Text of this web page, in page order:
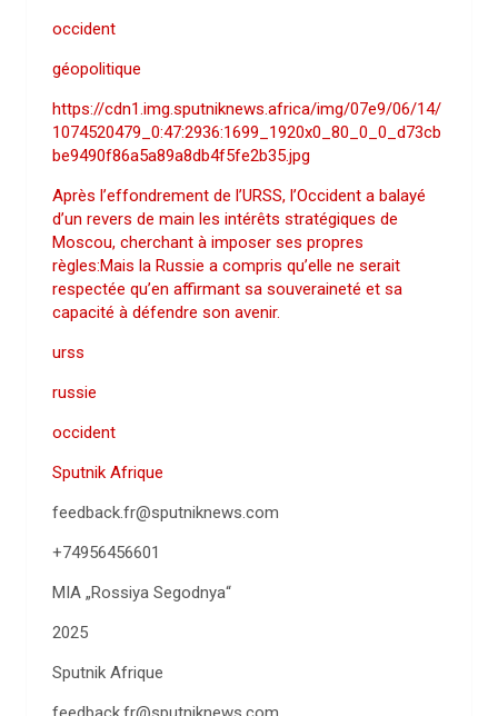
occident
géopolitique
https://cdn1.img.sputniknews.africa/img/07e9/06/14/
1074520479_0:47:2936:1699_1920x0_80_0_0_d73cb
be9490f86a5a89a8db4f5fe2b35.jpg
Après l’effondrement de l’URSS, l’Occident a balayé
d’un revers de main les intérêts stratégiques de
Moscou, cherchant à imposer ses propres
règles:Mais la Russie a compris qu’elle ne serait
respectée qu’en affirmant sa souveraineté et sa
capacité à défendre son avenir.
urss
russie
occident
Sputnik Afrique
feedback.fr@sputniknews.com
+74956456601
MIA „Rossiya Segodnya“
2025
Sputnik Afrique